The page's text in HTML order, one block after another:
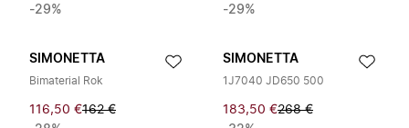
-29%
-29%
SIMONETTA
Bimaterial Rok
116,50 €162 €
SIMONETTA
1J7040 JD650 500
183,50 €268 €